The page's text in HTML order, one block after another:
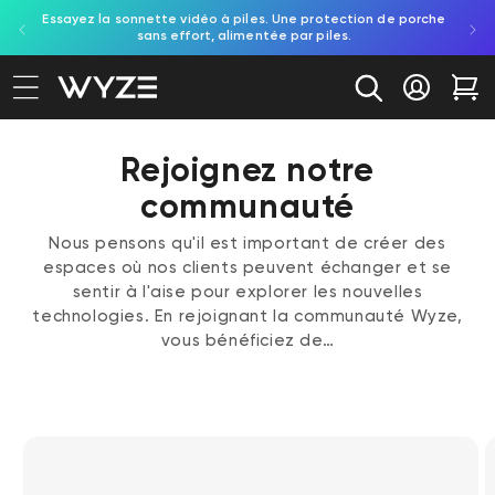
au contenu
d'accessibilité
Essayez la sonnette vidéo à piles. Une protection de porche
sans effort, alimentée par piles.
Se
Rejoignez notre
communauté
Nous pensons qu'il est important de créer des
espaces où nos clients peuvent échanger et se
sentir à l'aise pour explorer les nouvelles
technologies. En rejoignant la communauté Wyze,
vous bénéficiez de…